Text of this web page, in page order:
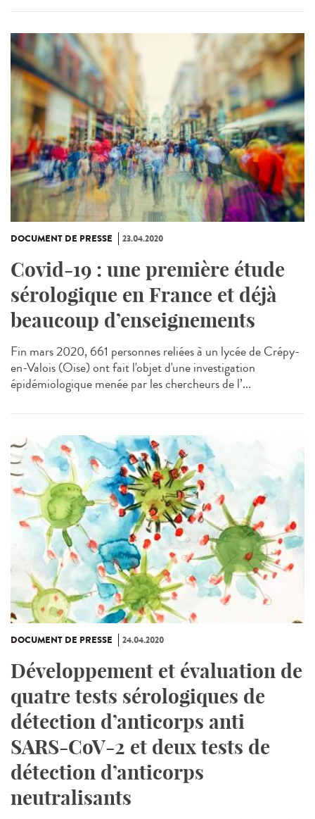
DOCUMENT DE PRESSE 23.04.2020
Covid-19 : une première étude
sérologique en France et déjà
beaucoup d’enseignements
Fin mars 2020, 661 personnes reliées à un lycée de Crépy-
en-Valois (Oise) ont fait l'objet d'une investigation
épidémiologique menée par les chercheurs de l’...
DOCUMENT DE PRESSE 24.04.2020
Développement et évaluation de
quatre tests sérologiques de
détection d’anticorps anti
SARS-CoV-2 et deux tests de
détection d’anticorps
neutralisants